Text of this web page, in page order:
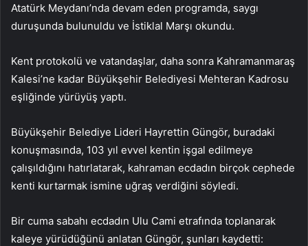
Atatürk Meydanı’nda devam eden programda, saygı
duruşunda bulunuldu ve İstiklal Marşı okundu.
Kent protokolü ve vatandaşlar, daha sonra Kahramanmaraş
Kalesi’ne kadar Büyükşehir Belediyesi Mehteran Kadrosu
eşliğinde yürüyüş yaptı.
Büyükşehir Belediye Lideri Hayrettin Güngör, buradaki
konuşmasında, 103 yıl evvel kentin işgal edilmeye
çalışıldığını hatırlatarak, kahraman ecdadın birçok cephede
kenti kurtarmak ismine uğraş verdiğini söyledi.
Bir cuma sabahı ecdadın Ulu Cami etrafında toplanarak
kaleye yürüdüğünü anlatan Güngör, şunları kaydetti: